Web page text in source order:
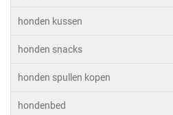
honden kussen
honden snacks
honden spullen kopen
hondenbed